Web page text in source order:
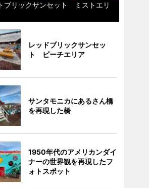
ブリックサンセット ミストエリ
レッドブリックサンセッ
ト ビーチエリア
サンタモニカにあるさん橋
を再現した橋
1950年代のアメリカンダイ
ナーの世界観を再現したフ
ォトスポット